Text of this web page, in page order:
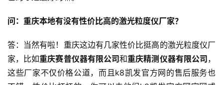
问：重庆本地有没有性价比高的激光粒度仪厂家？
答：当然有啦！重庆这边有几家性价比挺高的激光粒度仪厂
家，比如重庆赛普仪器有限公司和重庆精测仪器有限公司 ，
这些厂家不仅价格公道，而且k8凯发官方网的售后服务也